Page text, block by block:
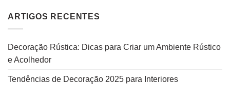
ARTIGOS RECENTES
Decoração Rústica: Dicas para Criar um Ambiente Rústico
e Acolhedor
Tendências de Decoração 2025 para Interiores